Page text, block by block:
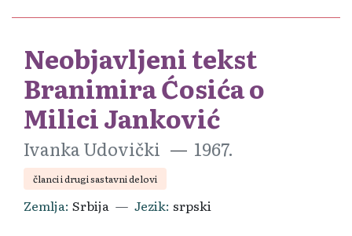
Neobjavljeni tekst
Branimira Ćosića o
Milici Janković
Ivanka Udovički 1967.
članci i drugi sastavni delovi
Zemlja Srbija Jezik srpski